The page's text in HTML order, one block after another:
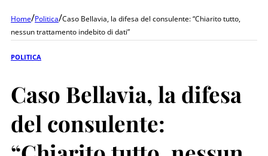
Home/Politica/Caso Bellavia, la difesa del consulente: “Chiarito tutto,
nessun trattamento indebito di dati”
POLITICA
Caso Bellavia, la difesa
del consulente: